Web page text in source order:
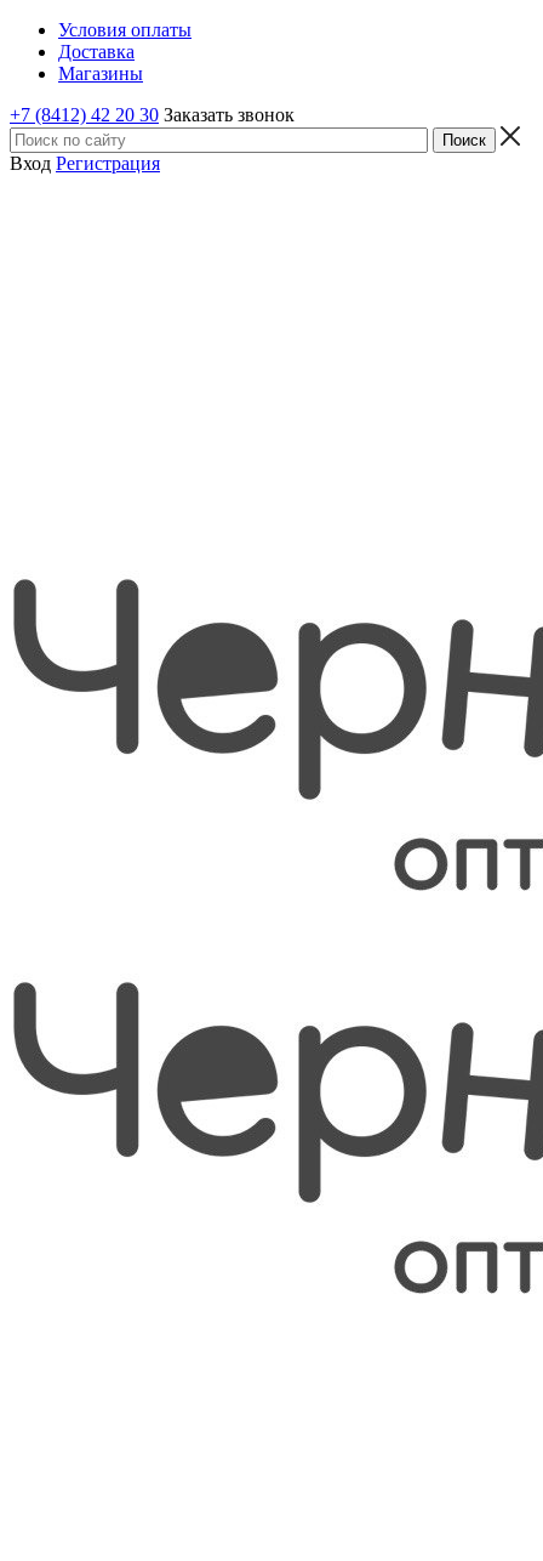
Условия оплаты
Доставка
Магазины
+7 (8412) 42 20 30 Заказать звонок
Вход Регистрация